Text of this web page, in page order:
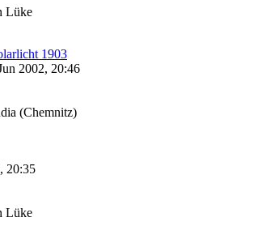
Lüke
1903
2002, 20:46
(Chemnitz)
20:35
Lüke